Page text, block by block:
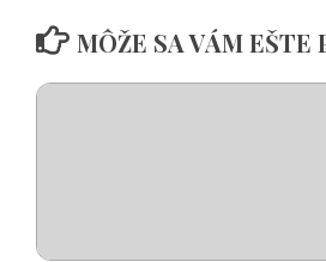
MÔŽE SA VÁM EŠTE